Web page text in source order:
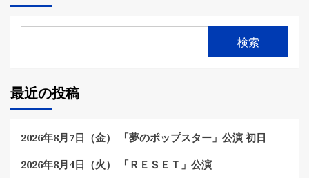
検索
最近の投稿
2026年8月7日（金） 「夢のポップスター」公演 初日
2026年8月4日（火） 「ＲＥＳＥＴ」公演